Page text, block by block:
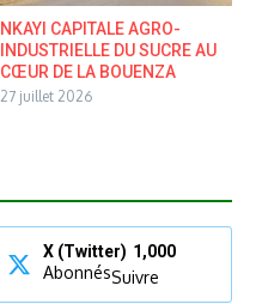
NKAYI CAPITALE AGRO-
INDUSTRIELLE DU SUCRE AU
CŒUR DE LA BOUENZA
27 juillet 2026
X (Twitter) 1,000
AbonnésSuivre